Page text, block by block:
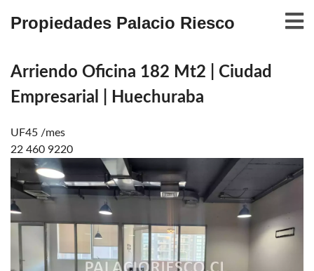
Propiedades Palacio Riesco
Arriendo Oficina 182 Mt2 | Ciudad
Empresarial | Huechuraba
UF45 /mes
22 460 9220